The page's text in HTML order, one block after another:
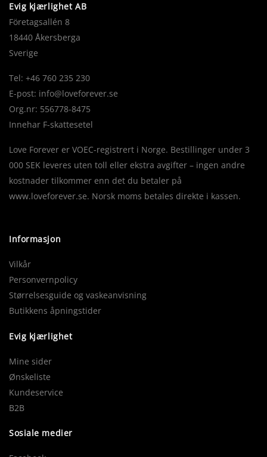
Evig kjærlighet AB
Företagsallén 8
18440 Åkersberga
Sverige
Tel: +46 760 235 230
E-post: info@loveforever.se
Org.nr: 556778-8475
Innehar F-skattesetel
Love Forever er VOEC-registrert i Norge. Bestillinger under 3
000 SEK leveres uten toll eller ekstra avgifter – ingen andre
kostnader tilkommer enn det du betaler på
www.loveforever.se. Norsk moms betales direkte i kassen.
Informasjon
Vilkår
Personvernpolicy
Størrelsesguide og vaskeanvisning
Butikkens åpningstider
Evig kjærlighet
Mine sider
Ønskeliste
Kundeservice
B2B
Sosiale medier